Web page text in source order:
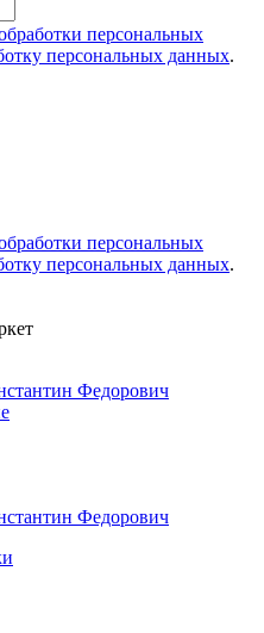
персональных
персональных данных.
персональных
персональных данных.
Федорович
Федорович